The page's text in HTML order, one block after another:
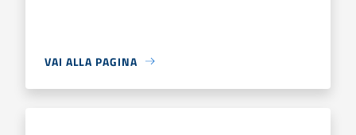
VAI ALLA PAGINA